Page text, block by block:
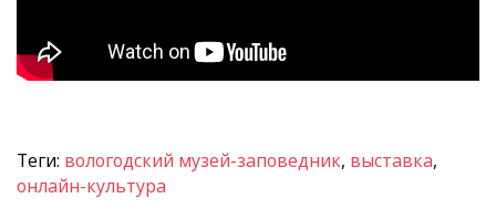
Теги: вологодский музей-заповедник, выставка,
онлайн-культура